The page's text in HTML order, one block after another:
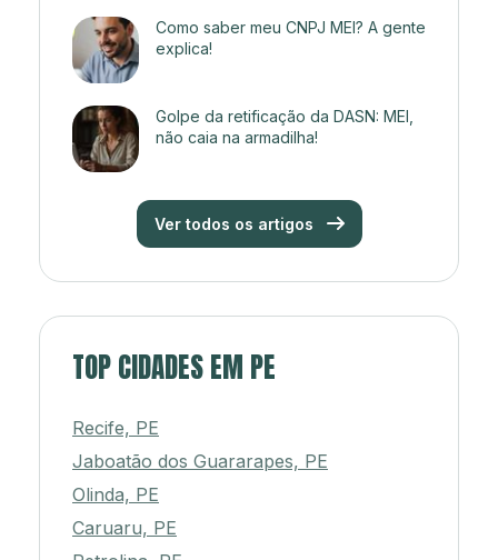
Como saber meu CNPJ MEI? A gente
explica!
Golpe da retificação da DASN: MEI,
não caia na armadilha!
Ver todos os artigos
TOP CIDADES EM PE
Recife, PE
Jaboatão dos Guararapes, PE
Olinda, PE
Caruaru, PE